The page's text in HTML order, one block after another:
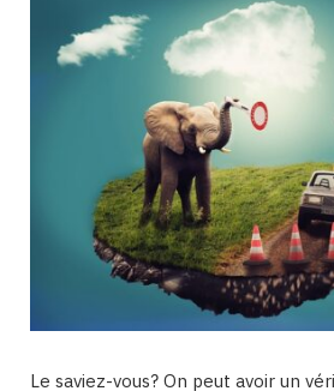
Le saviez-vous? On peut avoir un